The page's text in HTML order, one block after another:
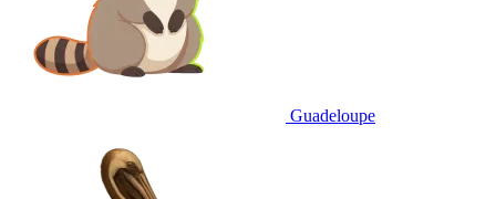
Guadeloupe